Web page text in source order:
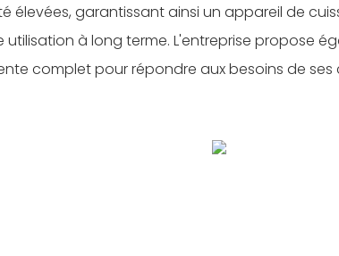
élevées, garantissant ainsi un appareil de
utilisation à long terme. L'entreprise propose
complet pour répondre aux besoins de ses